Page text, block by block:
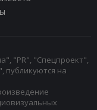
"PR", "Спецпроект",
публикуются на